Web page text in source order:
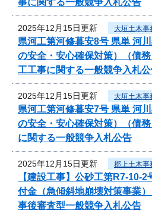
2025年12月15日更新 大垣土木事
県河工第河修暮安8号 県単 河
の安全・安心確保対策）（債
工工事に関する一般競争入札
2025年12月15日更新 大垣土木事
県河工第河修暮安7号 県単 河
の安全・安心確保対策）（債
に関する一般競争入札公告
2025年12月15日更新 郡上土木事
【建設工事】公砂工第R7-10-
付金（急傾斜地崩壊対策事業
事後審査型一般競争入札公告